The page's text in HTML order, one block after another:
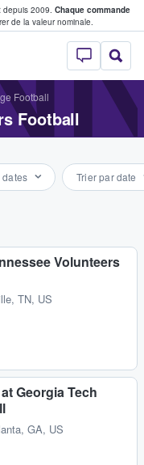
depuis 2009. Chaque commande
de la valeur nominale.
StubHub - Où
billets
Football
Football
dates Trier par date
Volunteers
TN, US
Georgia Tech
GA, US